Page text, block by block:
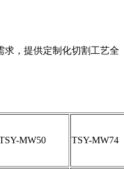
求，提供定制化切割工艺全
MW50 TSY-MW74